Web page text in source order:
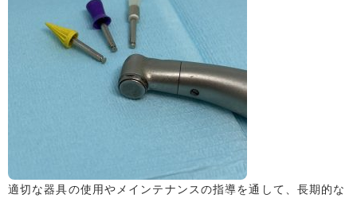
適切な器具の使用やメインテナンスの指導を通して、長期的な